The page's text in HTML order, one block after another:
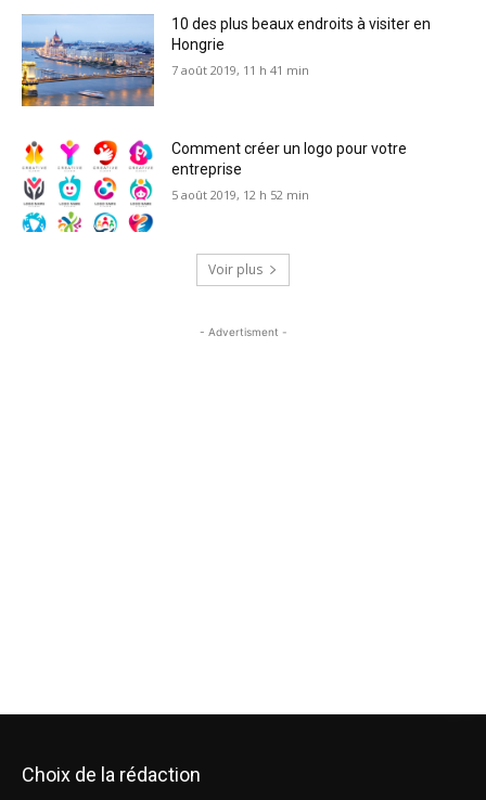
10 des plus beaux endroits à visiter en
Hongrie
7 août 2019, 11 h 41 min
Comment créer un logo pour votre
entreprise
5 août 2019, 12 h 52 min
Voir plus
- Advertisment -
Choix de la rédaction